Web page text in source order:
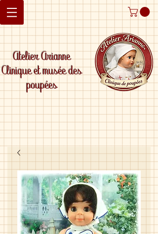
Atelier Arianne
Clinique et musée des
poupées